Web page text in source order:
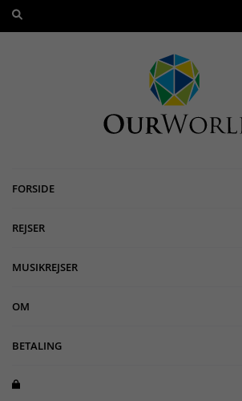
FORSIDE
REJSER
MUSIKREJSER
OM
BETALING